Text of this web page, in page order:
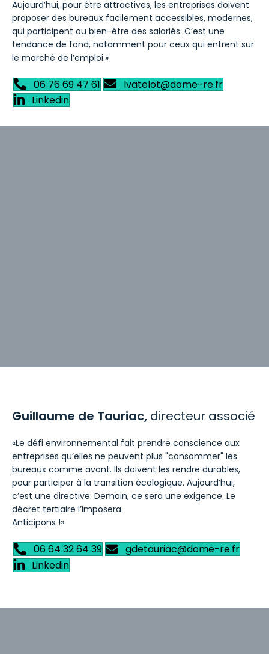
Aujourd’hui, pour être attractives, les entreprises doivent
proposer des bureaux facilement accessibles, modernes,
qui participent au bien-être des salariés. C’est une
tendance de fond, notamment pour ceux qui entrent sur
le marché de l’emploi.»
06 76 69 47 61
lvatelot@dome-re.fr
Linkedin
Guillaume de Tauriac, directeur associé
«Le défi environnemental fait prendre conscience aux
entreprises qu’elles ne peuvent plus "consommer" les
bureaux comme avant. Ils doivent les rendre durables,
pour participer à la transition écologique. Aujourd’hui,
c’est une directive. Demain, ce sera une exigence. Le
décret tertiaire l’imposera.
Anticipons !»
06 64 32 64 39
gdetauriac@dome-re.fr
Linkedin